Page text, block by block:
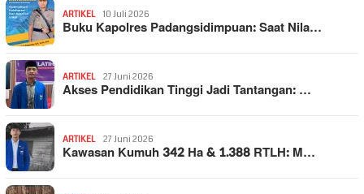
ARTIKEL 10 Juli 2026
Buku Kapolres Padangsidimpuan: Saat Nila…
ARTIKEL 27 Juni 2026
Akses Pendidikan Tinggi Jadi Tantangan: …
ARTIKEL 27 Juni 2026
Kawasan Kumuh 342 Ha & 1.388 RTLH: M…